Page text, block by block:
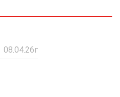
08.04.26г